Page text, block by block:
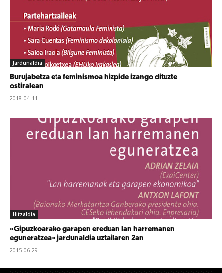
Jardunaldia
Burujabetza eta feminismoa hizpide izango dituzte
ostiralean
2018-04-11
Hitzaldia
«Gipuzkoarako garapen ereduan lan harremanen
eguneratzea» jardunaldia uztailaren 2an
2015-06-29